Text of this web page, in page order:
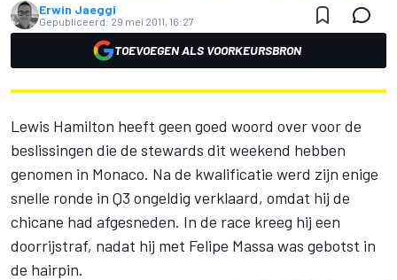
Erwin Jaeggi
Gepubliceerd: 29 mei 2011, 16:27
TOEVOEGEN ALS VOORKEURSBRON
Lewis Hamilton heeft geen goed woord over voor de
beslissingen die de stewards dit weekend hebben
genomen in Monaco. Na de kwalificatie werd zijn enige
snelle ronde in Q3 ongeldig verklaard, omdat hij de
chicane had afgesneden. In de race kreeg hij een
doorrijstraf, nadat hij met Felipe Massa was gebotst in
de hairpin.